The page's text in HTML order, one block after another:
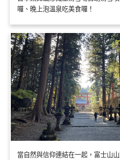
囉、晚上泡溫泉吃美食囉！
當自然與信仰連結在一起，富士山